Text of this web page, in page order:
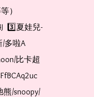
）
3️⃣夏娃兒-
多啦A
比卡超
/snoopy/